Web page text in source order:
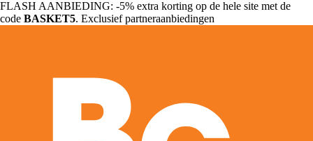
FLASH AANBIEDING: -5% extra korting op de hele site met de
code BASKET5. Exclusief partneraanbiedingen